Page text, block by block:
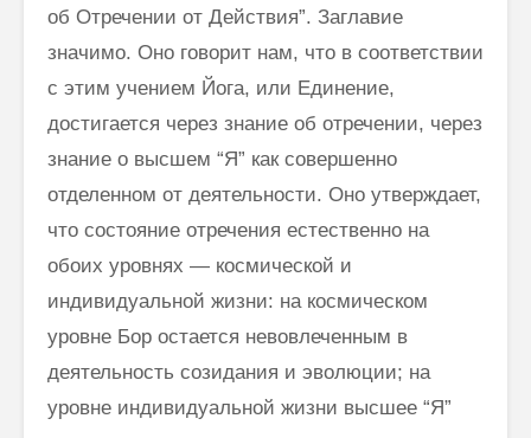
об Отречении от Дейст­вия”. Заглавие
значимо. Оно говорит нам, что в соответствии
с этим учением Йога, или Единение,
достигается через знание об отречении, через
знание о высшем “Я” как совершенно
отделенном от деятельности. Оно утверждает,
что состояние отречения естественно на
обоих уровнях — космической и
индивидуальной жизни: на космическом
уровне Бор ос­тается невовлеченным в
деятельность созидания и эволюции; на
уровне индивидуальной жизни высшее “Я”